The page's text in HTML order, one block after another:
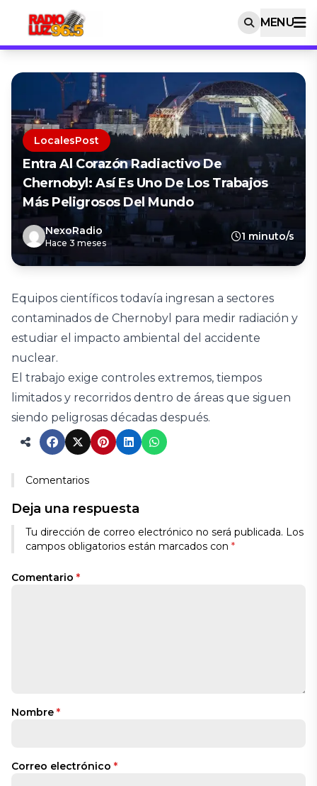
MENU
LocalesPost
Entra Al Corazón Radiactivo De
Chernobyl: Así Es Uno De Los Trabajos
Más Peligrosos Del Mundo
NexoRadio
Hace 3 meses
1 minuto/s
Equipos científicos todavía ingresan a sectores
contaminados de Chernobyl para medir radiación y
estudiar el impacto ambiental del accidente
nuclear.
El trabajo exige controles extremos, tiempos
limitados y recorridos dentro de áreas que siguen
siendo peligrosas décadas después.
Comentarios
Deja una respuesta
Tu dirección de correo electrónico no será publicada. Los
campos obligatorios están marcados con *
Comentario *
Nombre *
Correo electrónico *